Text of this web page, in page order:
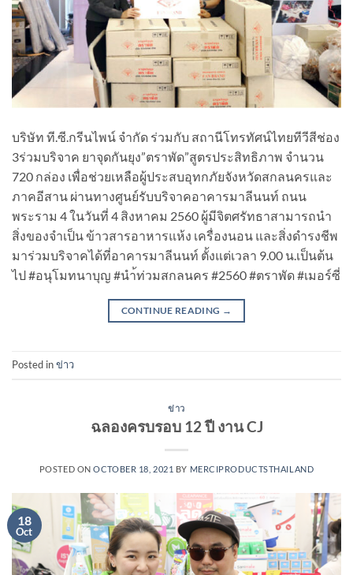
บริษัท ที.ซี.กรีนไพน์ จำกัด ร่วมกับ สถานีโทรทัศน์ไทยทีวีสีช่อง
3ร่วมบริจาค ยาจุดกันยุง”ตราพัด”สูตรประสิทธิภาพ จำนวน
720 กล่อง เพื่อช่วยเหลือผู้ประสบอุทกภัยจังหวัดสกลนครและ
ภาคอีสาน ผ่านทางศูนย์รับบริจาคอาคารมาลีนนท์ ถนน
พระราม 4 ในวันที่ 4 สิงหาคม 2560 ผู้มีจิตศรัทธาสามารถนำ
สิ่งของจำเป็น ข้าวสารอาหารแห้ง เครื่องนอน และสิ่งดำรงชีพ
มาร่วมบริจาคได้ที่อาคารมาลีนนท์ ตั้งแต่เวลา 9.00 น.เป็นต้น
ไป #อนุโมทนาบุญ #นำ้ท่วมสกลนคร #2560 #ตราพัด #เมอร์ซี่
CONTINUE READING →
Posted inข่าว
ข่าว
ฉลองครบรอบ 12 ปี งาน CJ
POSTED ONOCTOBER 18, 2021 BY MERCIPRODUCTSTHAILAND
18
Oct